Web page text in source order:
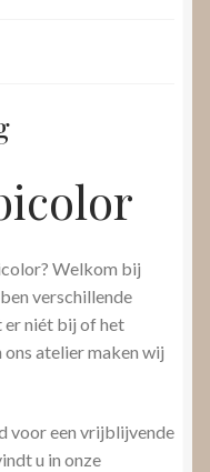
Welkom bij
verschillende
er niét bij of het
ons atelier maken wij
voor een vrijblijvende
u in onze